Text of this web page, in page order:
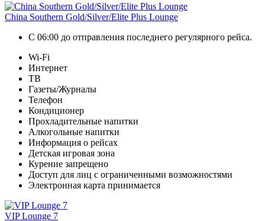
China Southern Gold/Silver/Elite Plus Lounge
С 06:00 до отправления последнего регулярного рейса.
Wi-Fi
Интернет
ТВ
Газеты/Журналы
Телефон
Кондиционер
Прохладительные напитки
Алкогольные напитки
Информация о рейсах
Детская игровая зона
Курение запрещено
Доступ для лиц с ограниченными возможностями
Электронная карта принимается
VIP Lounge 7